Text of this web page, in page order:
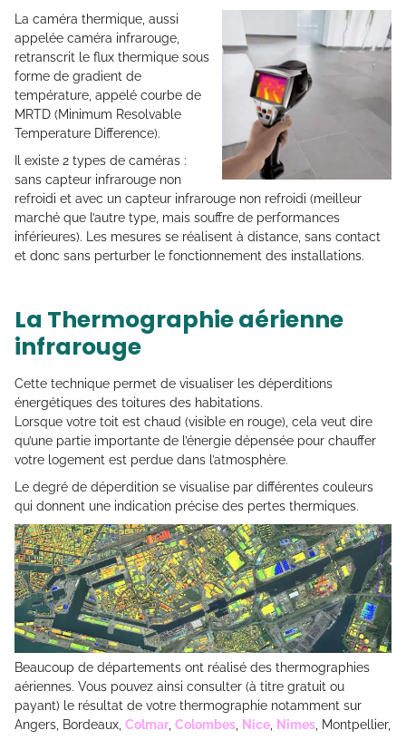
La caméra thermique, aussi
appelée caméra infrarouge,
retranscrit le flux thermique sous
forme de gradient de
température, appelé courbe de
MRTD (Minimum Resolvable
Temperature Difference).
Il existe 2 types de caméras :
sans capteur infrarouge non
refroidi et avec un capteur infrarouge non refroidi (meilleur
marché que l’autre type, mais souffre de performances
inférieures). Les mesures se réalisent à distance, sans contact
et donc sans perturber le fonctionnement des installations.
La Thermographie aérienne
infrarouge
Cette technique permet de visualiser les déperditions
énergétiques des toitures des habitations.
Lorsque votre toit est chaud (visible en rouge), cela veut dire
qu’une partie importante de l’énergie dépensée pour chauffer
votre logement est perdue dans l’atmosphère.
Le degré de déperdition se visualise par différentes couleurs
qui donnent une indication précise des pertes thermiques.
Beaucoup de départements ont réalisé des thermographies
aériennes. Vous pouvez ainsi consulter (à titre gratuit ou
payant) le résultat de votre thermographie notamment sur
Angers, Bordeaux, Colmar Colombes Nice Nîmes , Montpellier,